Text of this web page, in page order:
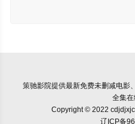
策驰影院提供最新免费未删减电影
全集
Copyright © 2022
辽ICP备